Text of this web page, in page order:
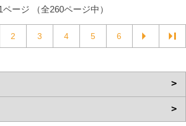
ページ （全260ページ中）
2 3 4 5 6